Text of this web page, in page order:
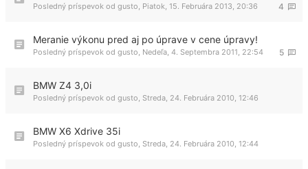
4
Posledný príspevok od gusto Piatok, 15. Februára 2013, 20:36
Meranie výkonu pred aj po úprave v cene úpravy!
5
Posledný príspevok od gusto Nedeľa, 4. Septembra 2011, 22:54
BMW Z4 3,0i
Posledný príspevok od gusto Streda, 24. Februára 2010, 12:46
BMW X6 Xdrive 35i
Posledný príspevok od gusto Streda, 24. Februára 2010, 12:44